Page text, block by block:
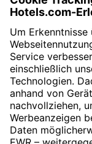
„Entspannen“.